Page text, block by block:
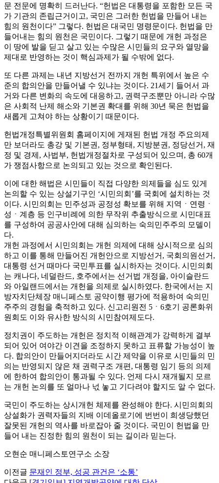
문 전문에 명확히 드러난다. “헌법은 대통령을 포함한 모든 국
가 기관의 존립근거이고, 국민은 그러한 헌법을 만들어 내는
힘의 원천이다” 그렇다. 헌법은 대국민 명령문이다. 헌법을 만
들어내는 힘의 원천은 국민이다. 그렇기 때문에 개헌 과정은
이 땅에 발을 딛고 살고 있는 수많은 시민들의 요구와 열망을
제대로 반영하는 것이 핵심과제가 될 수밖에 없다.
또 다른 과제는 내년 지방선거 전까지 개헌 특위에서 높은 수
준의 합의안을 만들어낼 수 있냐는 것이다. 21세기 들어서 과
거와 다른 변화의 속도에 대응하고, 권력구조뿐만 아니라 수많
은 사회적 난제 해소와 기본권 확대를 위해 30년 묵은 헌법을
새롭게 고쳐야 하는 상황이기 때문이다.
헌법개정특별위원회 홈페이지에 게재된 헌법 개정 주요의제
만 보더라도 총강 및 기본권, 정부형태, 지방분권, 정당선거, 재
정 및 경제, 사법부, 헌법개정절차로 구성되어 있으며, 총 60개
가 쟁점사항으로 논의되고 있는 것으로 확인된다.
이에 대한 해법은 시민들이 직접 다양한 의제들을 심도 있게
논의할 수 있는 상설기구인 ‘시민의회’를 국회에 설치하는 것
이다. 시민의회는 민주성과 공정성 확보를 위해 지역ㆍ연령ㆍ
성ㆍ계층 등 인구비례에 의한 무작위 추출방식으로 시민대표
를 구성하여 공공사안에 대해 심의하는 숙의민주주의 모델이
다.
개헌 과정에서 시민의회는 개헌 의제에 대해 상시적으로 심의
하고 이를 통해 만들어진 개헌안으로 지방선거, 국회의원선거,
대통령 선거 때마다 국민투표를 실시하자는 것이다. 시민의회
는 캐나다, 네덜란드, 호주에서는 선거법 개정을, 아이슬란드
와 아일랜드에서는 개헌을 의제로 실시하였다. 한국에서는 지
방자치단체장 매니페스토 공약이행 평가에 적용하여 숙의민
주주의 경험을 축적하고 있다. 신고리원전 5ㆍ6호기 공론화위
원회도 이와 유사한 방식의 시민참여제도다.
정치권이 주도하는 개헌은 정치적 이해관계가 강력하게 결부
되어 있어 여야간 이견을 조정하지 못하고 표류할 가능성이 높
다. 합의안이 만들어지더라도 시간 제약을 이유로 시민들의 민
의는 반영되지 않은 채 권력구조 개편, 대통령 임기 등의 의제
에 한하여 합의안이 통과될 수 있다. 언제 다시 재개될지 모르
는 개헌 논의를 또 얼마나 넋 놓고 기다려야 할지도 알 수 없다.
국민이 주도하는 상시개헌 체제를 완성해야 한다. 시민의회의
상설화가 권력자들의 지배 이데올로기에 번번이 희생당했던
잘못된 개헌의 역사를 바로잡아 줄 것이다. 국민이 헌법을 만
들어 내는 진정한 힘의 원천이 되는 길이라 믿는다.
오현순 매니페스토연구소 소장
이전글 문재인 정부, 성공 관건은 ‘소통’